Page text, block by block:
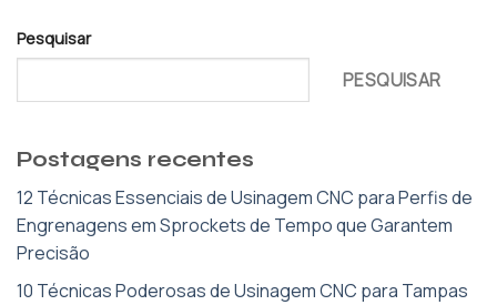
Pesquisar
PESQUISAR
Postagens recentes
12 Técnicas Essenciais de Usinagem CNC para Perfis de
Engrenagens em Sprockets de Tempo que Garantem
Precisão
10 Técnicas Poderosas de Usinagem CNC para Tampas